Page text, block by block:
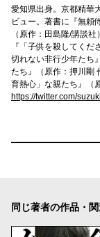
愛知県出身。京都精華
ビュー。著書に『無頼
（原作：田島隆/講談
『「子供を殺してく
切れない非行少年たち
たち』（原作：押川剛
育熱心」な親たち』（
https://twitter.com/
同じ著者の作品・